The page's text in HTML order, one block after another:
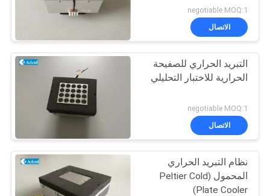
negotiable MOQ:1
الاتصال
التبريد الحراري للصفيحة
الحرارية للاختبار التحليلي
negotiable MOQ:1
الاتصال
نظام التبريد الحراري
المحمول (Peltier Cold
Plate Cooler)